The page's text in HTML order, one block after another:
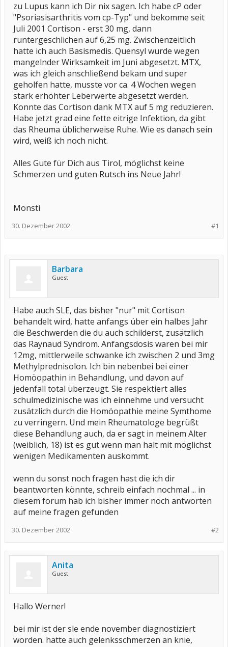
zu Lupus kann ich Dir nix sagen. Ich habe cP oder
"Psoriasisarthritis vom cp-Typ" und bekomme seit
Juli 2001 Cortison - erst 30 mg, dann
runtergeschlichen auf 6,25 mg. Zwischenzeitlich
hatte ich auch Basismedis. Quensyl wurde wegen
mangelnder Wirksamkeit im Juni abgesetzt. MTX,
was ich gleich anschließend bekam und super
geholfen hatte, musste vor ca. 4 Wochen wegen
stark erhöhter Leberwerte abgesetzt werden.
Konnte das Cortison dank MTX auf 5 mg reduzieren.
Habe jetzt grad eine fette eitrige Infektion, da gibt
das Rheuma üblicherweise Ruhe. Wie es danach sein
wird, weiß ich noch nicht.
Alles Gute für Dich aus Tirol, möglichst keine
Schmerzen und guten Rutsch ins Neue Jahr!
Monsti
#1
30. Dezember 2002
Barbara
Guest
Habe auch SLE, das bisher "nur" mit Cortison
behandelt wird, hatte anfangs über ein halbes Jahr
die Beschwerden die du auch schilderst, zusätzlich
das Raynaud Syndrom. Anfangsdosis waren bei mir
12mg, mittlerweile schwanke ich zwischen 2 und 3mg
Methylprednisolon. Ich bin nebenbei bei einer
Homöopathin in Behandlung, und davon auf
jedenfall total überzeugt. Sie respektiert alles
schulmedizinische was ich einnehme und versucht
zusätzlich durch die Homöopathie meine Symthome
zu verringern. Und mein Rheumatologe begrüßt
diese Behandlung auch, da er sagt in meinem Alter
(weiblich, 18) ist es gut wenn man halt mit möglichst
wenigen Medikamenten auskommt.
wenn du sonst noch fragen hast die ich dir
beantworten könnte, schreib einfach nochmal ... in
diesem forum hab ich bisher immer noch antworten
auf meine fragen gefunden
#2
30. Dezember 2002
Anita
Guest
Hallo Werner!
bei mir ist der sle ende november diagnostiziert
worden. hatte auch gelenksschmerzen an knie,